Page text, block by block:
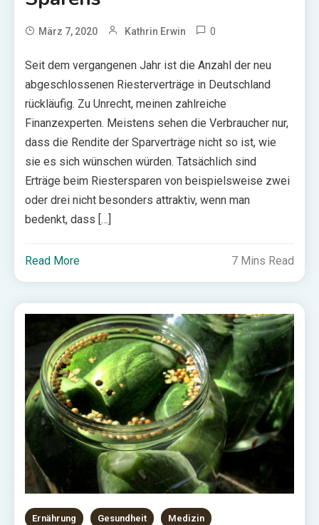
März 7, 2020 Kathrin Erwin 0
Seit dem vergangenen Jahr ist die Anzahl der neu
abgeschlossenen Riesterverträge in Deutschland
rückläufig. Zu Unrecht, meinen zahlreiche
Finanzexperten. Meistens sehen die Verbraucher nur,
dass die Rendite der Sparverträge nicht so ist, wie
sie es sich wünschen würden. Tatsächlich sind
Erträge beim Riestersparen von beispielsweise zwei
oder drei nicht besonders attraktiv, wenn man
bedenkt, dass […]
Read More 7 Mins Read
Ernährung Gesundheit Medizin